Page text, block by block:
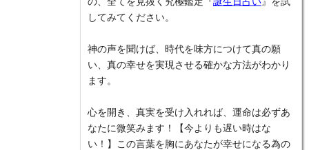
してみてください。
神の声を聞けば、時代を味方につけて真の願
い、真の幸せを実現させる確かな方法がわかり
ます。
心を開き、真実を受け入れれば、運命は必ずあ
なたに微笑みます！【今よりも遅い時はな
い！】この言葉を胸にあなたが幸せになる為の